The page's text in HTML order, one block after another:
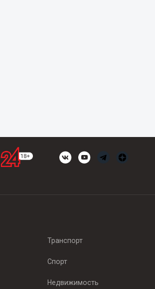
Транспорт
Спорт
Недвижимость